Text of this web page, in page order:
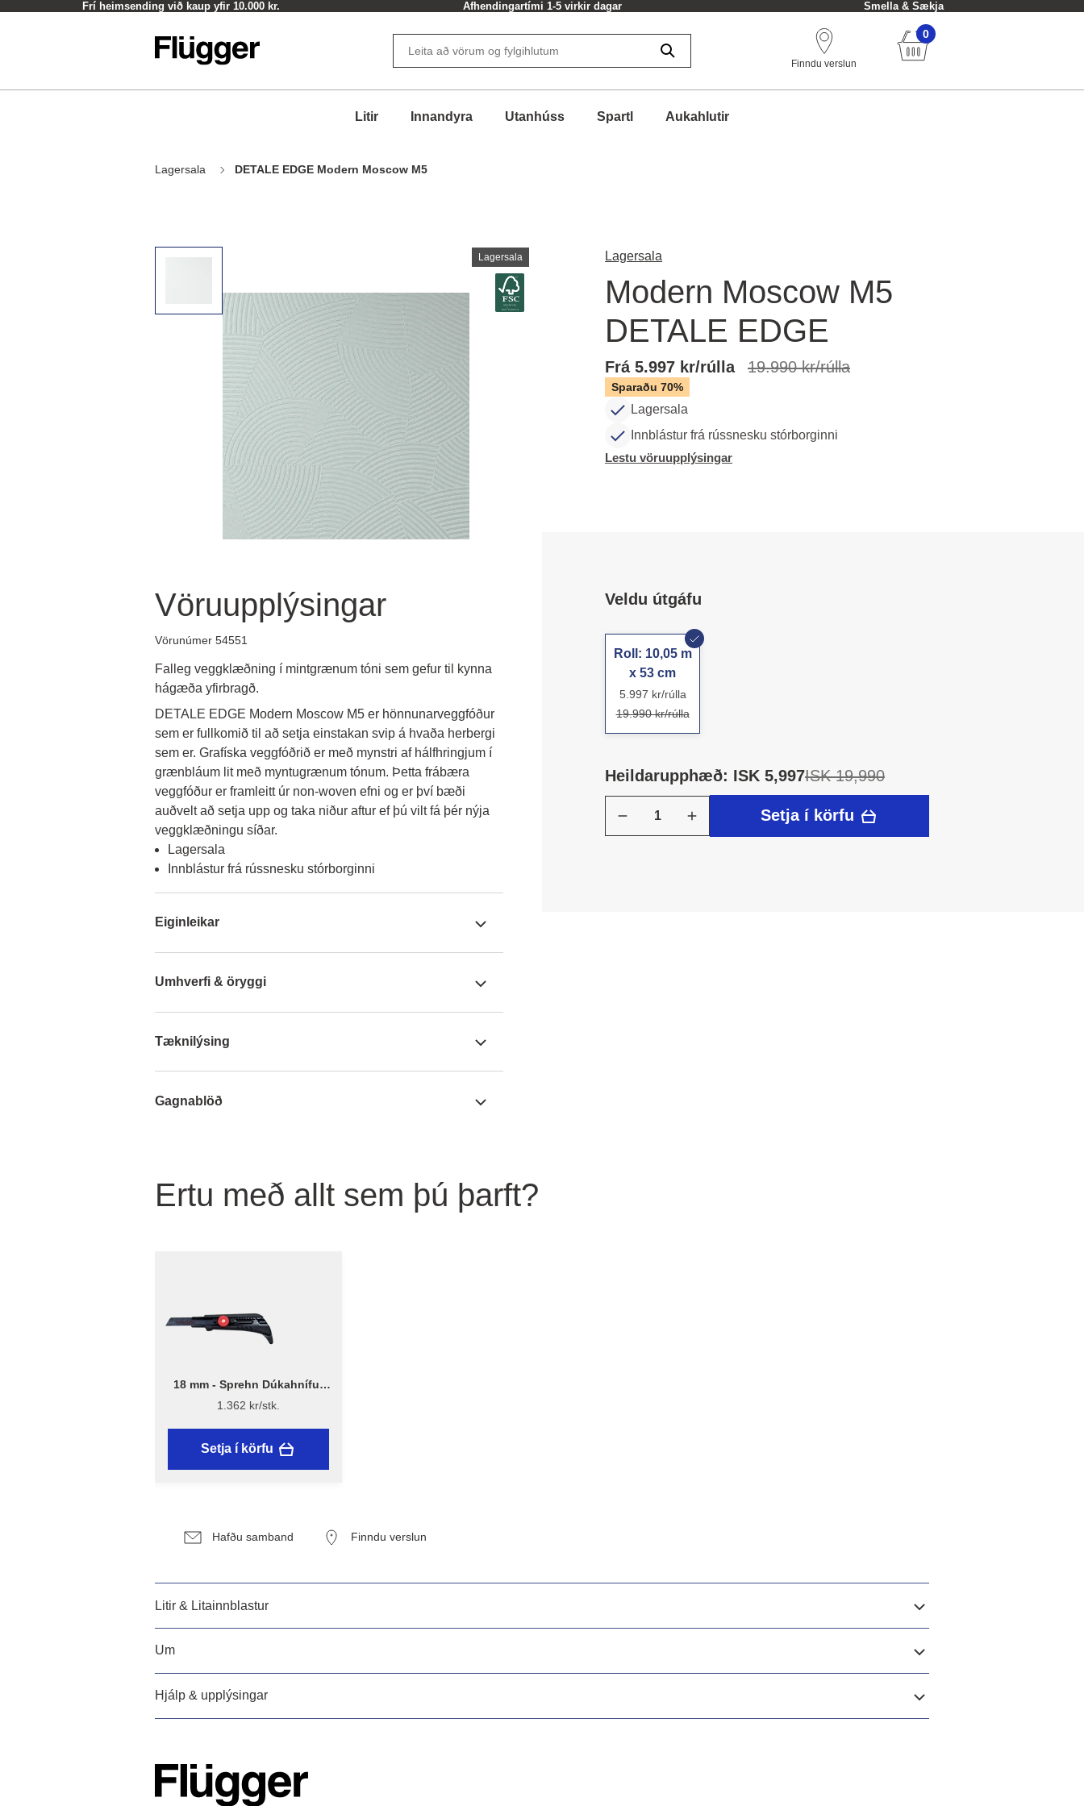
Frí heimsending við kaup yfir 10.000 kr. Afhendingartími 1-5 virkir dagar Smella & Sækja
Finndu verslun
0
Litir Innandyra Utanhúss Spartl Aukahlutir
Lagersala DETALE EDGE Modern Moscow M5
Lagersala
Vöruupplýsingar
Vörunúmer 54551
Falleg veggklæðning í mintgrænum tóni sem gefur til kynna
hágæða yfirbragð.
DETALE EDGE Modern Moscow M5 er hönnunarveggfóður
sem er fullkomið til að setja einstakan svip á hvaða herbergi
sem er. Grafíska veggfóðrið er með mynstri af hálfhringjum í
grænbláum lit með myntugrænum tónum. Þetta frábæra
veggfóður er framleitt úr non-woven efni og er því bæði
auðvelt að setja upp og taka niður aftur ef þú vilt fá þér nýja
veggklæðningu síðar.
Lagersala
Innblástur frá rússnesku stórborginni
Eiginleikar
Umhverfi & öryggi
Tæknilýsing
Gagnablöð
Lagersala
Modern Moscow M5
DETALE EDGE
Frá 5.997 kr/rúlla 19.990 kr/rúlla
Sparaðu 70%
Lagersala
Innblástur frá rússnesku stórborginni
Lestu vöruupplýsingar
Veldu útgáfu
Roll: 10,05 m
x 53 cm
5.997 kr/rúlla
19.990 kr/rúlla
Heildarupphæð: ISK 5,997ISK 19,990
Setja í körfu
Ertu með allt sem þú þarft?
18 mm - Sprehn Dúkahnífur
18mm
1.362 kr/stk.
Setja í körfu
Hafðu samband Finndu verslun
Litir & Litainnblastur
Um
Hjálp & upplýsingar